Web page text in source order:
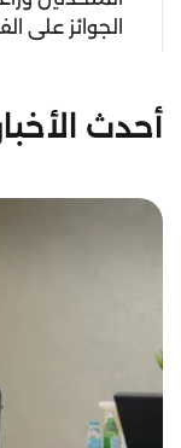
الجوائز على
أحدث